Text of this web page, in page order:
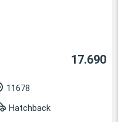
17.690
11678
Hatchback